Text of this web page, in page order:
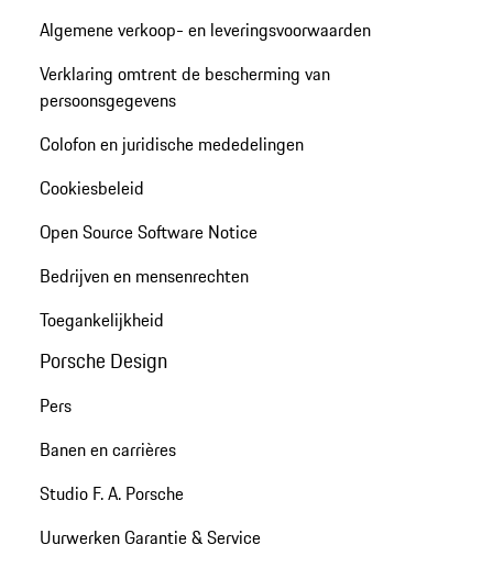
Algemene verkoop- en leveringsvoorwaarden
Verklaring omtrent de bescherming van
persoonsgegevens
Colofon en juridische mededelingen
Cookiesbeleid
Open Source Software Notice
Bedrijven en mensenrechten
Toegankelijkheid
Porsche Design
Pers
Banen en carrières
Studio F. A. Porsche
Uurwerken Garantie & Service